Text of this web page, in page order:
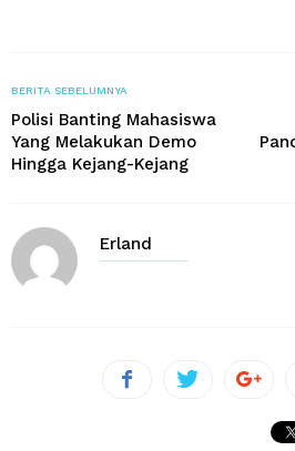
BERITA SEBELUMNYA
Polisi Banting Mahasiswa
Yang Melakukan Demo
Hingga Kejang-Kejang
Erland